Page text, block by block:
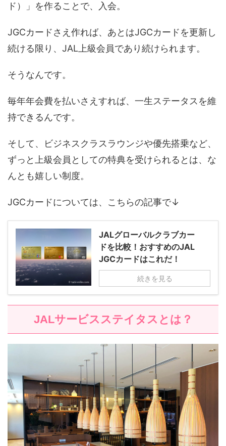
ド）」を作ることで、入会。
JGCカードさえ作れば、あとはJGCカードを更新し
続ける限り、JAL上級会員であり続けられます。
そうなんです。
毎年年会費を払いさえすれば、一生ステータスを維
持できるんです。
そして、ビジネスクラスラウンジや優先搭乗など、
ずっと上級会員としての特典を受けられるとは、な
んとも嬉しい制度。
JGCカードについては、こちらの記事で↓
JALグローバルクラブカー
ドを比較！おすすめのJAL
JGCカードはこれだ！
続きを見る
JALサービスステイタスとは？